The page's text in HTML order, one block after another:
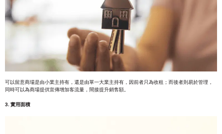
可以留意商場是由小業主持有，還是由單一大業主持有，因前者只為收租；而後者則易於管理，
同時可以為商場提供宣傳增加客流量，間接提升銷售額。
3. 實用面積